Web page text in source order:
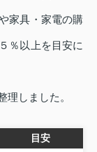
家具・家電の購
％以上を目安に
しました。
目安